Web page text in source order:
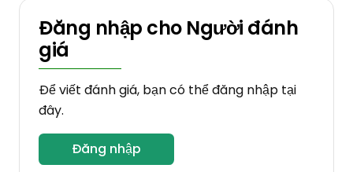
Đăng nhập cho Người đánh
giá
Để viết đánh giá, bạn có thể đăng nhập tại
đây.
Đăng nhập